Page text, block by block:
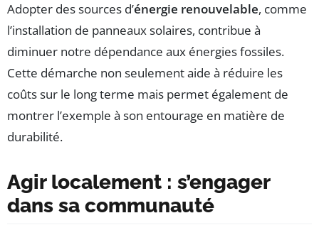
Adopter des sources d’énergie renouvelable, comme
l’installation de panneaux solaires, contribue à
diminuer notre dépendance aux énergies fossiles.
Cette démarche non seulement aide à réduire les
coûts sur le long terme mais permet également de
montrer l’exemple à son entourage en matière de
durabilité.
Agir localement : s’engager
dans sa communauté